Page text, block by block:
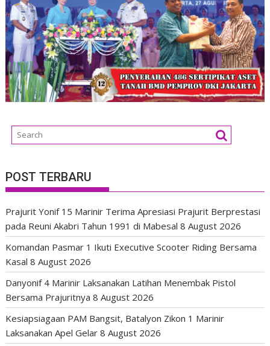
POST TERBARU
Prajurit Yonif 15 Marinir Terima Apresiasi Prajurit Berprestasi
pada Reuni Akabri Tahun 1991 di Mabesal 8 August 2026
Komandan Pasmar 1 Ikuti Executive Scooter Riding Bersama
Kasal 8 August 2026
Danyonif 4 Marinir Laksanakan Latihan Menembak Pistol
Bersama Prajuritnya 8 August 2026
Kesiapsiagaan PAM Bangsit, Batalyon Zikon 1 Marinir
Laksanakan Apel Gelar 8 August 2026